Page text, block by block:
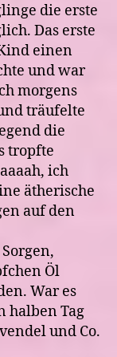
die erste
Das erste
einen
und war
morgens
träufelte
die
tropfte
ich
ätherische
auf den
Öl
War es
halben Tag
und Co.